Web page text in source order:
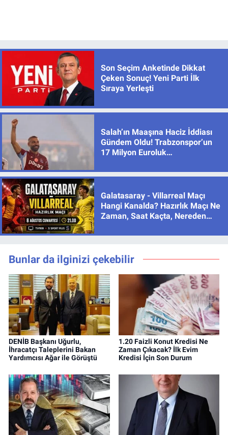
Son Seçim Anketinde Dikkat
Çeken Sonuç! Yeni Parti İlk
Sıraya Yerleşti
Salah’ın Maaşına Haciz İddiası
Gündem Oldu! Trabzonspor’un
17 Milyon Euroluk
Galatasaray - Villarreal Maçı
Hangi Kanalda? Hazırlık Maçı Ne
Zaman, Saat Kaçta, Nereden
Bunlar da ilginizi çekebilir
DENİB Başkanı Uğurlu,
İhracatçı Taleplerini Bakan
Yardımcısı Ağar ile Görüştü
1.20 Faizli Konut Kredisi Ne
Zaman Çıkacak? İlk Evim
Kredisi İçin Son Durum